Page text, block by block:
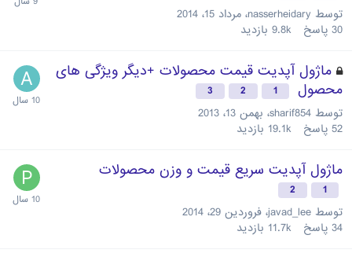
توسط nasserheidary، مرداد 15، 2014
30 پاسخ 9.8k بازدید
ماژول آپدیت قیمت محصولات +دیگر ویژگی های
محصول
1
2
3
توسط sharif854، بهمن 13، 2013
52 پاسخ 19.1k بازدید
ماژول آپدیت سریع قیمت و وزن محصولات
1
2
توسط javad_lee، فروردین 29، 2014
34 پاسخ 11.7k بازدید